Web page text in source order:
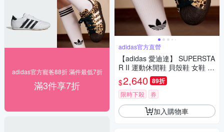
adidas官方寵爸88折 滿件最低7折
滿3件享7折
adidas官方直營
【adidas 愛迪達】 SUPERSTA
R II 運動休閒鞋 貝殼鞋 女鞋 -
Originals KI4203
$2,640 89折
限時下殺 券
加入購物車